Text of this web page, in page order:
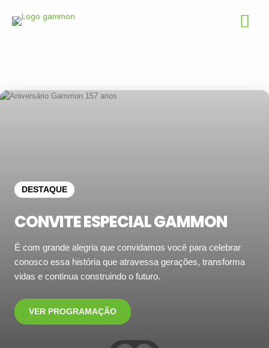
✕
DESTAQUE
CONVITE ESPECIAL GAMMON
É com grande alegria que convidamos você para celebrar
conosco essa história que atravessa gerações, transforma
vidas e continua construindo o futuro.
VER PROGRAMAÇÃO